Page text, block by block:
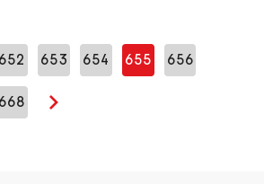
652 653 654 655 656
668
Seuraava sivu